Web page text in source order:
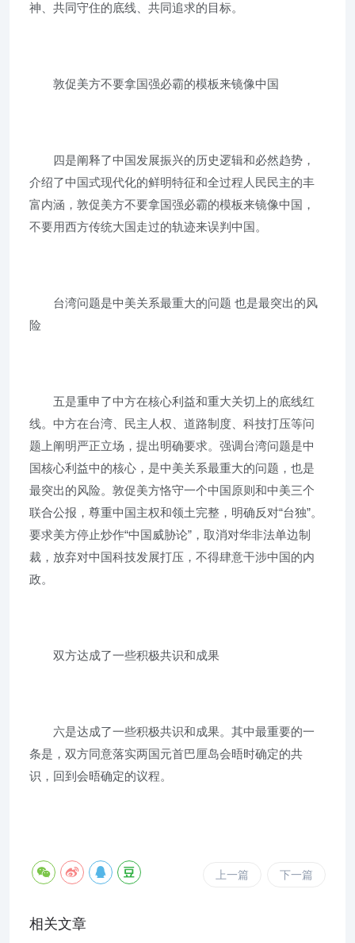
神、共同守住的底线、共同追求的目标。
敦促美方不要拿国强必霸的模板来镜像中国
四是阐释了中国发展振兴的历史逻辑和必然趋势，
介绍了中国式现代化的鲜明特征和全过程人民民主的丰
富内涵，敦促美方不要拿国强必霸的模板来镜像中国，
不要用西方传统大国走过的轨迹来误判中国。
台湾问题是中美关系最重大的问题 也是最突出的风
险
五是重申了中方在核心利益和重大关切上的底线红
线。中方在台湾、民主人权、道路制度、科技打压等问
题上阐明严正立场，提出明确要求。强调台湾问题是中
国核心利益中的核心，是中美关系最重大的问题，也是
最突出的风险。敦促美方恪守一个中国原则和中美三个
联合公报，尊重中国主权和领土完整，明确反对“台独”。
要求美方停止炒作“中国威胁论”，取消对华非法单边制
裁，放弃对中国科技发展打压，不得肆意干涉中国的内
政。
双方达成了一些积极共识和成果
六是达成了一些积极共识和成果。其中最重要的一
条是，双方同意落实两国元首巴厘岛会晤时确定的共
识，回到会晤确定的议程。
上一篇 下一篇
相关文章